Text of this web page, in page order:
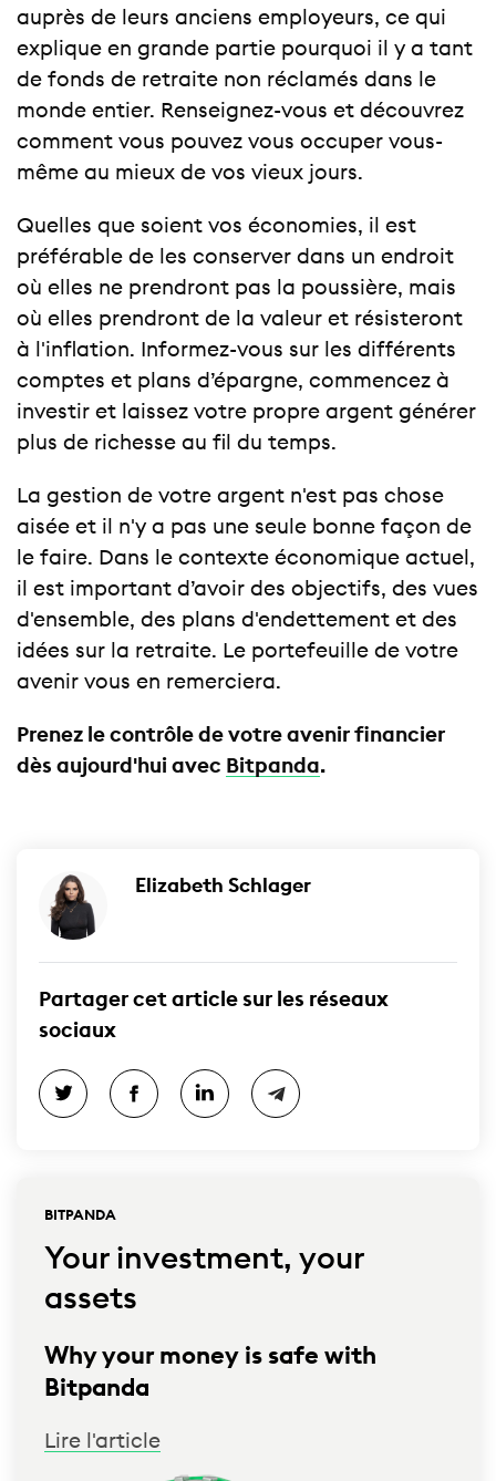
auprès de leurs anciens employeurs, ce qui
explique en grande partie pourquoi il y a tant
de fonds de retraite non réclamés dans le
monde entier. Renseignez-vous et découvrez
comment vous pouvez vous occuper vous-
même au mieux de vos vieux jours.
Quelles que soient vos économies, il est
préférable de les conserver dans un endroit
où elles ne prendront pas la poussière, mais
où elles prendront de la valeur et résisteront
à l'inflation. Informez-vous sur les différents
comptes et plans d’épargne, commencez à
investir et laissez votre propre argent générer
plus de richesse au fil du temps.
La gestion de votre argent n'est pas chose
aisée et il n'y a pas une seule bonne façon de
le faire. Dans le contexte économique actuel,
il est important d’avoir des objectifs, des vues
d'ensemble, des plans d'endettement et des
idées sur la retraite. Le portefeuille de votre
avenir vous en remerciera.
Prenez le contrôle de votre avenir financier
dès aujourd'hui avec Bitpanda.
Elizabeth Schlager
Partager cet article sur les réseaux
sociaux
BITPANDA
Your investment, your
assets
Why your money is safe with
Bitpanda
Lire l'article